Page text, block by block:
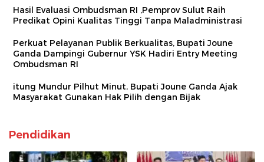
Hasil Evaluasi Ombudsman RI ,Pemprov Sulut Raih
Predikat Opini Kualitas Tinggi Tanpa Maladministrasi
Perkuat Pelayanan Publik Berkualitas, Bupati Joune
Ganda Dampingi Gubernur YSK Hadiri Entry Meeting
Ombudsman RI
itung Mundur Pilhut Minut, Bupati Joune Ganda Ajak
Masyarakat Gunakan Hak Pilih dengan Bijak
Pendidikan